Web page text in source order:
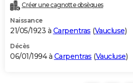
Créer une cagnotte obsèques
Naissance
21/05/1923 à Carpentras (Vaucluse)
Décès
06/01/1994 à Carpentras (Vaucluse)